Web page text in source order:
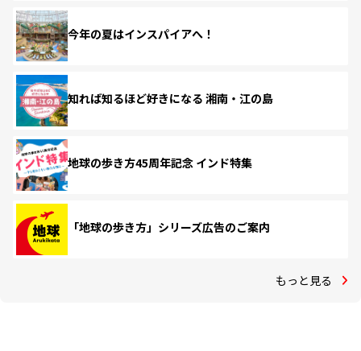
今年の夏はインスパイアへ！
知れば知るほど好きになる 湘南・江の島
地球の歩き方45周年記念 インド特集
「地球の歩き方」シリーズ広告のご案内
もっと見る